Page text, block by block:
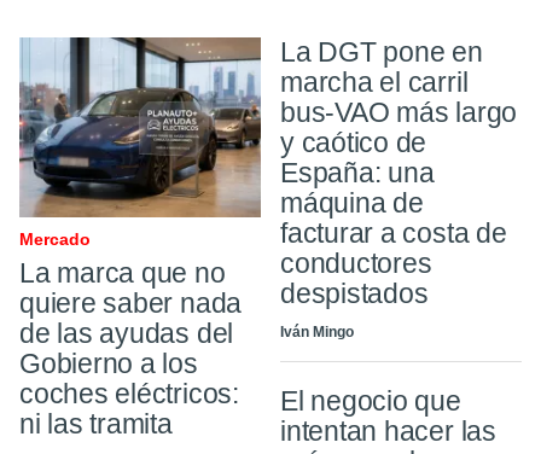
Mercado
La marca que no
quiere saber nada
de las ayudas del
Gobierno a los
coches eléctricos:
ni las tramita
La DGT pone en
marcha el carril
bus-VAO más largo
y caótico de
España: una
máquina de
facturar a costa de
conductores
despistados
Iván Mingo
El negocio que
intentan hacer las